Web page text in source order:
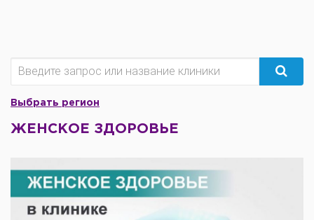
Выбрать регион
ЖЕНСКОЕ ЗДОРОВЬЕ